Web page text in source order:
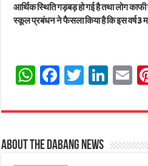
आर्थिक स्थिति गड़बड़ हो गई है तथा लोग
स्कूल प्रबंधन ने फैसला किया है कि इस वर्ष 3
W
ts
A
pp
Fa
bo
ok
T
tt
er
Li
ed
E
About The Dabang News